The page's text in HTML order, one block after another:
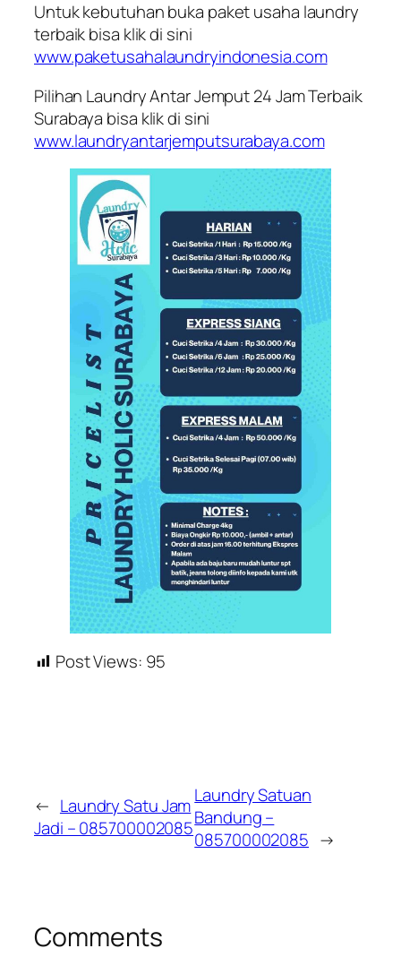
Untuk kebutuhan buka paket usaha laundry
terbaik bisa klik di sini
www.paketusahalaundryindonesia.com
Pilihan Laundry Antar Jemput 24 Jam Terbaik
Surabaya bisa klik di sini
www.laundryantarjemputsurabaya.com
Post Views: 95
← Laundry Satu Jam
Jadi – 085700002085
Laundry Satuan
Bandung –
085700002085 →
Comments